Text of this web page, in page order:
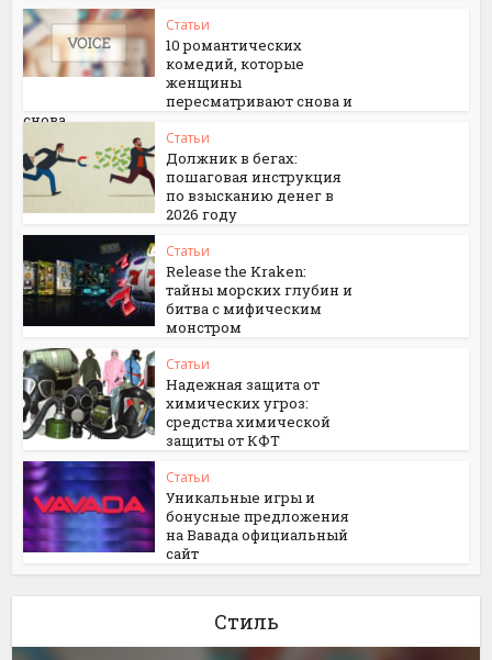
Статьи
10 романтических
комедий, которые
женщины
пересматривают снова и
снова
Статьи
Должник в бегах:
пошаговая инструкция
по взысканию денег в
2026 году
Статьи
Release the Kraken:
тайны морских глубин и
битва с мифическим
монстром
Статьи
Надежная защита от
химических угроз:
средства химической
защиты от КФТ
Статьи
Уникальные игры и
бонусные предложения
на Вавада официальный
сайт
Стиль